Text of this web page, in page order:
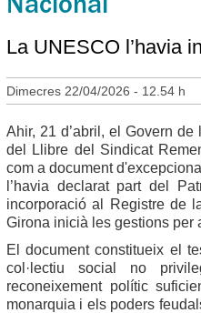
Nacional
La UNESCO l’havia
Dimecres 22/04/2026 - 12.54 h
Ahir, 21 d’abril, el Govern
del Llibre del Sindicat
com a document
l’havia declarat part del
incorporació al Registre de
Girona inicià les gestions per
El document constitueix el
col·lectiu social no
reconeixement polític
monarquia i els poders